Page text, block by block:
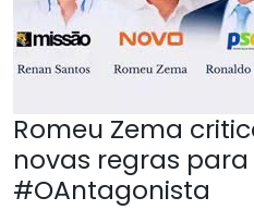
Romeu Zema
novas regras para
#OAntagonista